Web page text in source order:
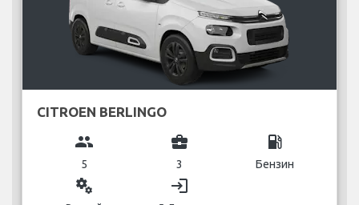
CITROEN BERLINGO
group
5
business_center
3
local_gas_station
Бензин
miscellaneous_services login